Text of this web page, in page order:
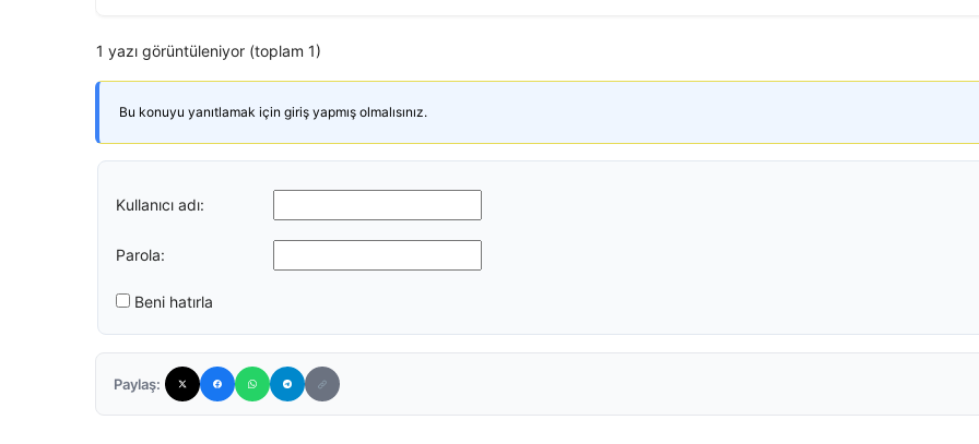
1 yazı görüntüleniyor (toplam 1)
Bu konuyu yanıtlamak için giriş yapmış olmalısınız.
Kullanıcı adı:
Parola:
Beni hatırla
Paylaş: